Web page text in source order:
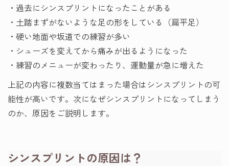
・過去にシンスプリントになったことがある
・土踏まずがないような足の形をしている（扁平足）
・硬い地面や坂道での練習が多い
・シューズを変えてから痛みが出るようになった
・練習のメニューが変わったり、運動量が急に増えた
上記の内容に複数当てはまった場合はシンスプリントの可
能性が高いです。次になぜシンスプリントになってしまう
のか、原因をご説明します。
シンスプリントの原因は？